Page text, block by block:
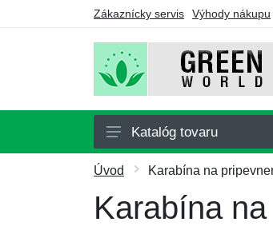
Zákaznícky servis Výhody nákupu
Doplnky stravy
Nápoje
Katalóg tovaru
Úvod Karabína na
Karabína